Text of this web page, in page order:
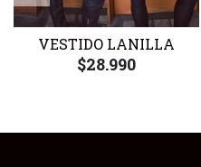
VESTIDO LANILLA
$28.990